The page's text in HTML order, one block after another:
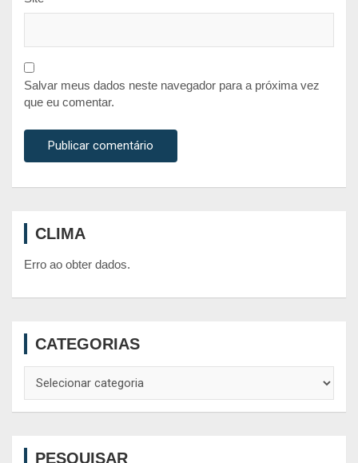
Salvar meus dados neste navegador para a próxima vez
que eu comentar.
CLIMA
Erro ao obter dados.
CATEGORIAS
PESQUISAR